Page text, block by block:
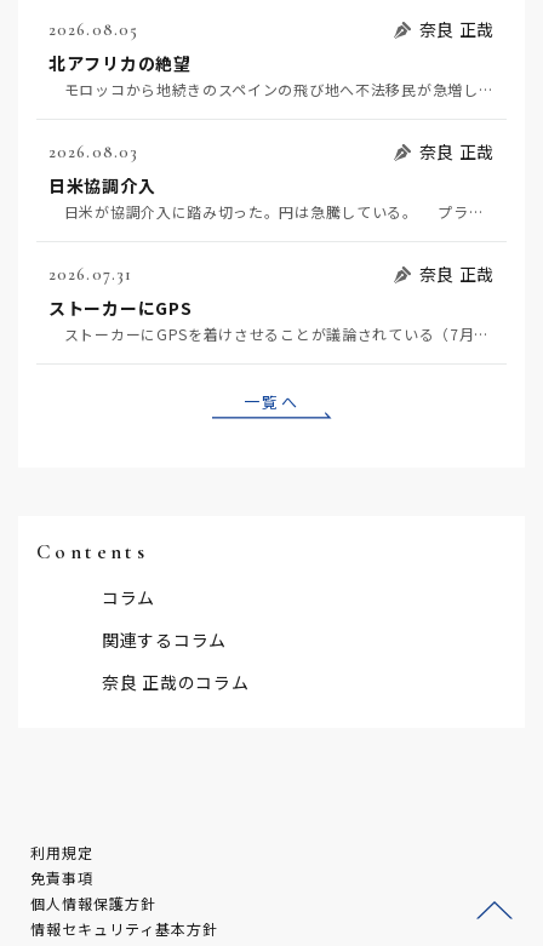
2026.08.05
奈良 正哉
北アフリカの絶望
モロッコから地続きのスペインの飛び地へ不法移民が急増していて、当地の大問題となっている。「海を泳い…
2026.08.03
奈良 正哉
日米協調介入
日米が協調介入に踏み切った。円は急騰している。 プラザ合意以降、協調介入は為替相場の転機になって…
2026.07.31
奈良 正哉
ストーカーにGPS
ストーカーにGPSを着けさせることが議論されている（7月29日日経）。反対派は「ストーカーにも人権…
一覧へ
Contents
コラム
関連するコラム
奈良 正哉のコラム
利用規定
免責事項
個人情報保護方針
情報セキュリティ基本方針